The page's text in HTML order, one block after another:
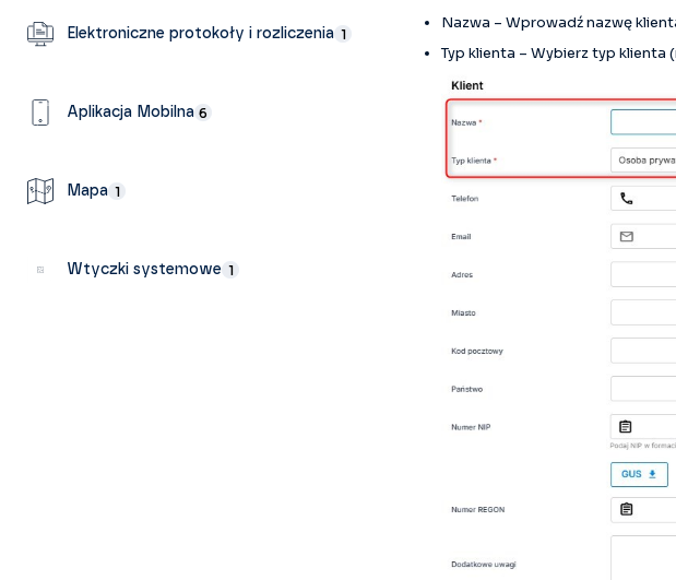
Elektroniczne protokoły i rozliczenia 1
Aplikacja Mobilna 6
Mapa 1
Wtyczki systemowe 1
Nazwa – Wprowadź nazwę
Typ klienta – Wybierz typ klienta